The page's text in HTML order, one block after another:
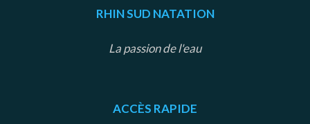
RHIN SUD NATATION
La passion de l'eau
ACCÈS RAPIDE